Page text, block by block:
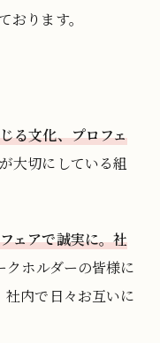
おります。
る文化、プロフェ
大切にしている組
ェアで誠実に。社
ホルダーの皆様に
内で日々お互いに